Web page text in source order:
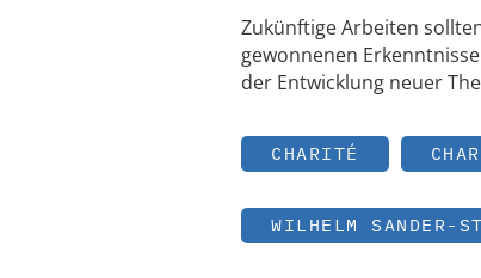
Zukünftige Arbeiten
gewonnenen
der Entwicklung neuer
CHARITÉ
WILHELM SANDER-